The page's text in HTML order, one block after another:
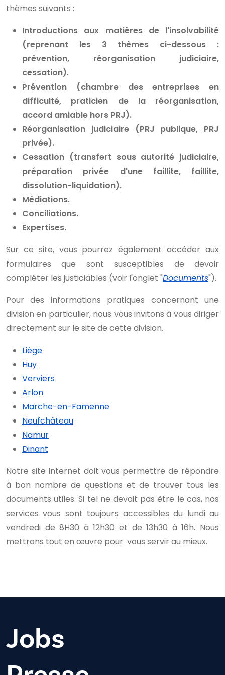
thèmes suivants :
Introductions aux matières de l'insolvabilité
(reprenant les 3 thèmes ci-dessous :
prévention, réorganisation judiciaire,
cessation).
Prévention (chambre des entreprises en
difficulté, praticien de la réorganisation,
accord amiable hors PRJ).
Réorganisation judiciaire (PRJ publique, PRJ
privée).
Cessation (transfert sous autorité judiciaire,
préparation privée d'une faillite, faillite,
dissolution-liquidation).
Médiations.
Conciliations.
Expertises.
Sur ce site, vous pourrez également accéder aux
formulaires que sont susceptibles de devoir
compléter les justiciables (voir l'onglet "Documents").
Pour des informations pratiques concernant une
division en particulier, nous vous invitons à vous diriger
directement sur le site de cette division.
Liège
Huy
Verviers
Arlon
Marche-en-Famenne
Neufchâteau
Namur
Dinant
Notre site internet doit vous permettre de répondre
à bon nombre de questions et de trouver tous les
documents utiles. Si tel ne devait pas être le cas, nos
services vous sont toujours accessibles du lundi au
vendredi de 8H30 à 12h30 et de 13h30 à 16h. Nous
mettrons tout en œuvre pour vous servir au mieux.
Jobs